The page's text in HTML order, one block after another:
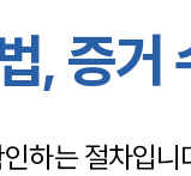
, 증거
하는 절차입